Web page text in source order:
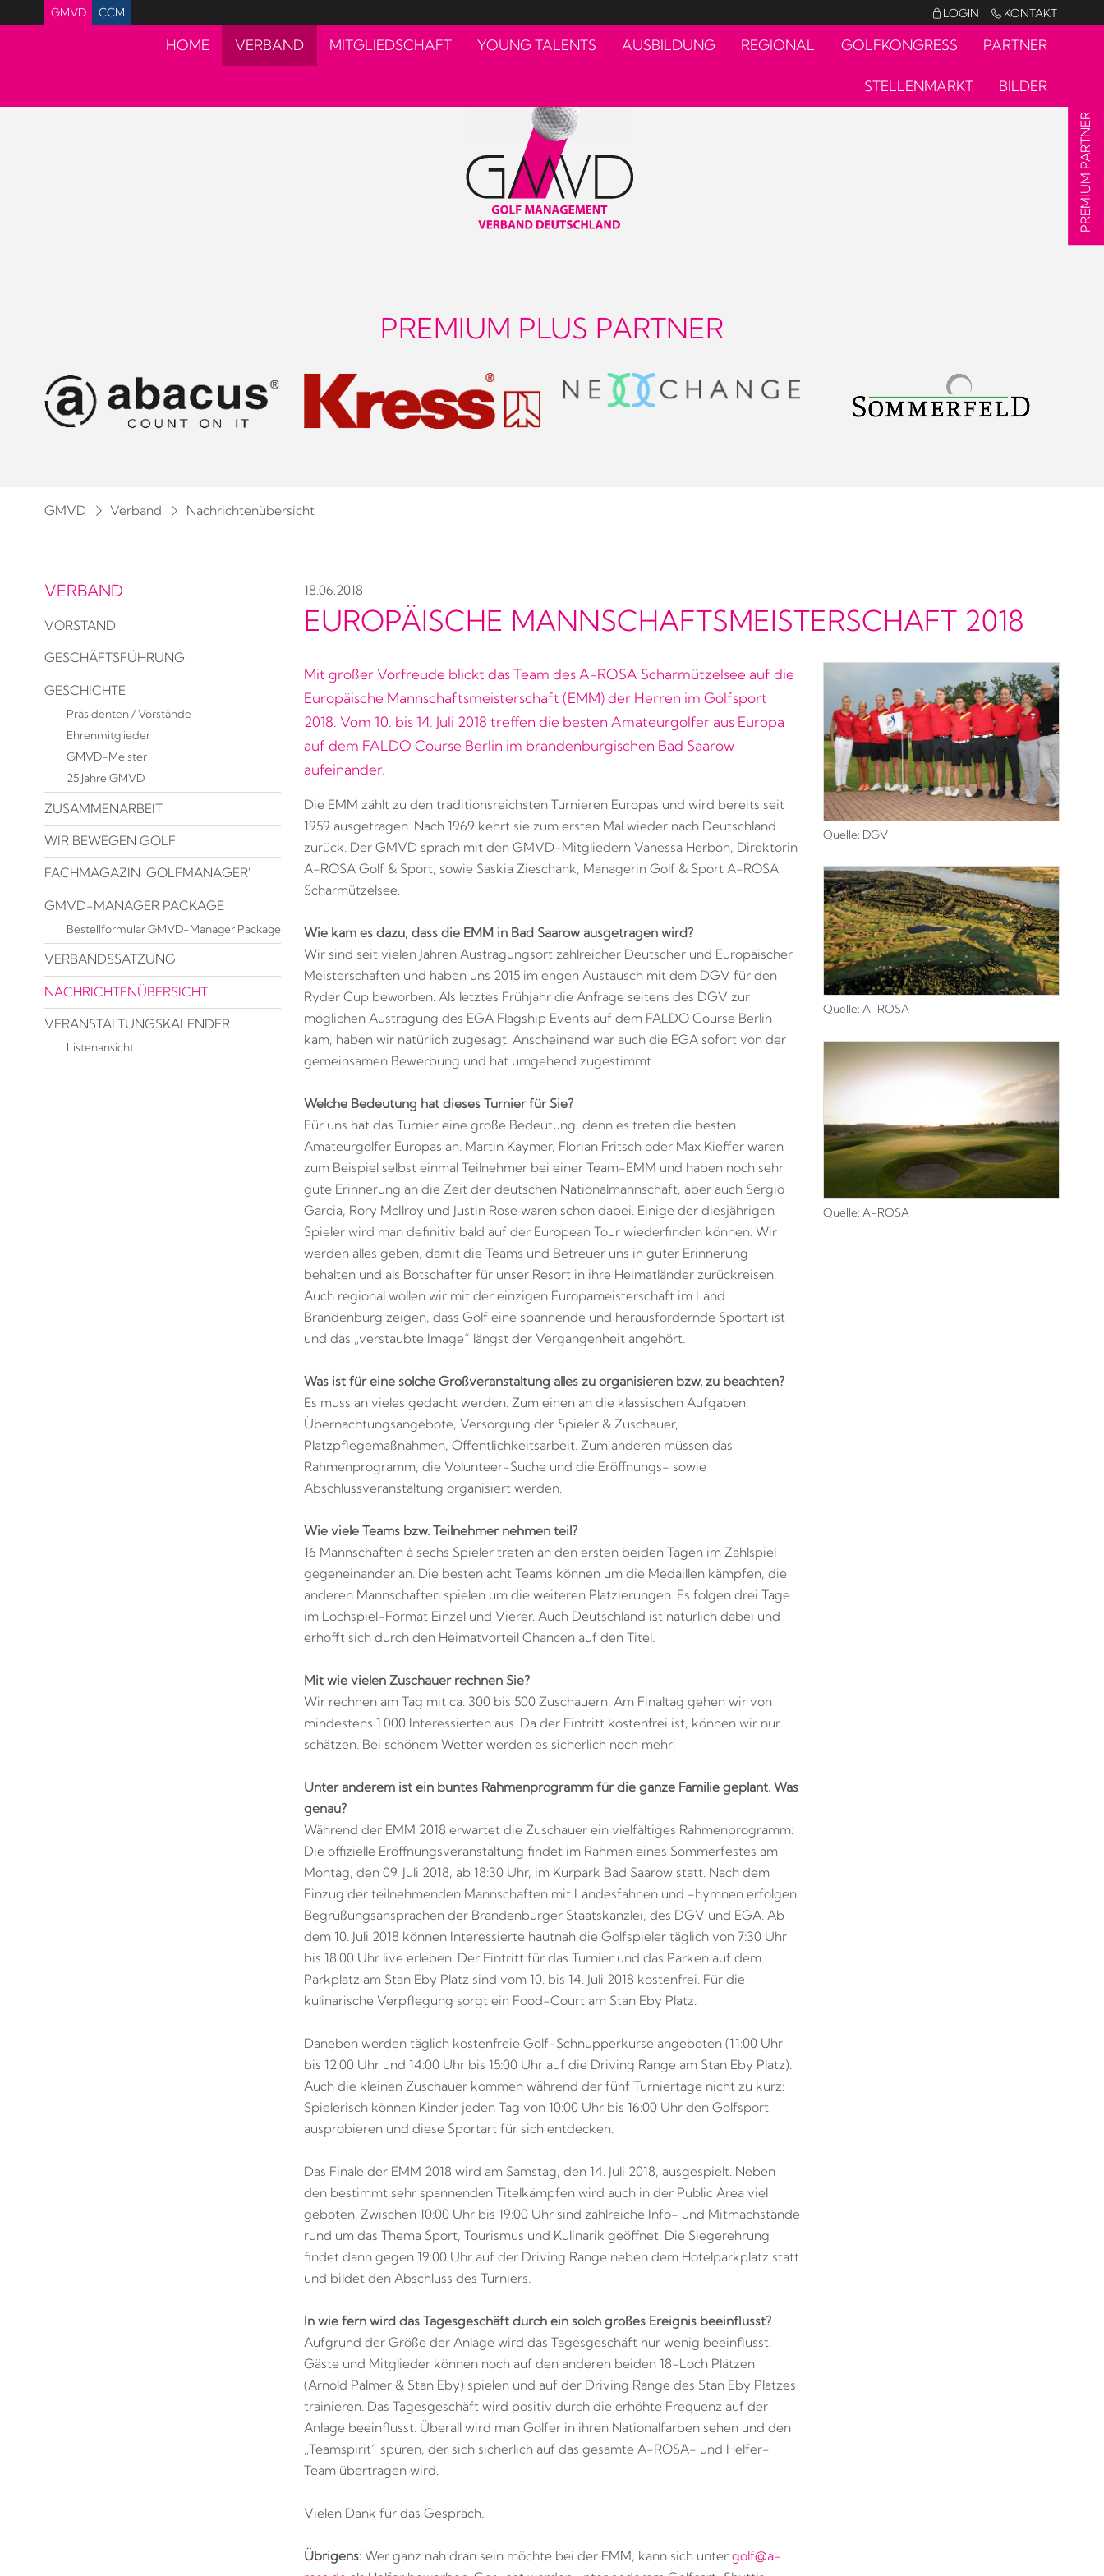
GMVD CCM  LOGIN  KONTAKT
HOME VERBAND MITGLIEDSCHAFT YOUNG TALENTS AUSBILDUNG REGIONAL GOLFKONGRESS PARTNER
STELLENMARKT BILDER
PREMIUM PLUS PARTNER
GMVD Verband Nachrichtenübersicht
18.06.2018
EUROPÄISCHE MANNSCHAFTSMEISTERSCHAFT 2018
Mit großer Vorfreude blickt das Team des A-ROSA Scharmützelsee auf die
Europäische Mannschaftsmeisterschaft (EMM) der Herren im Golfsport
2018. Vom 10. bis 14. Juli 2018 treffen die besten Amateurgolfer aus Europa
auf dem FALDO Course Berlin im brandenburgischen Bad Saarow
aufeinander.
Die EMM zählt zu den traditionsreichsten Turnieren Europas und wird bereits seit
1959 ausgetragen. Nach 1969 kehrt sie zum ersten Mal wieder nach Deutschland
zurück. Der GMVD sprach mit den GMVD-Mitgliedern Vanessa Herbon, Direktorin
A-ROSA Golf & Sport, sowie Saskia Zieschank, Managerin Golf & Sport A-ROSA
Scharmützelsee.
Wie kam es dazu, dass die EMM in Bad Saarow ausgetragen wird?
Wir sind seit vielen Jahren Austragungsort zahlreicher Deutscher und Europäischer
Meisterschaften und haben uns 2015 im engen Austausch mit dem DGV für den
Ryder Cup beworben. Als letztes Frühjahr die Anfrage seitens des DGV zur
möglichen Austragung des EGA Flagship Events auf dem FALDO Course Berlin
kam, haben wir natürlich zugesagt. Anscheinend war auch die EGA sofort von der
gemeinsamen Bewerbung und hat umgehend zugestimmt.
Welche Bedeutung hat dieses Turnier für Sie?
Für uns hat das Turnier eine große Bedeutung, denn es treten die besten
Amateurgolfer Europas an. Martin Kaymer, Florian Fritsch oder Max Kieffer waren
zum Beispiel selbst einmal Teilnehmer bei einer Team-EMM und haben noch sehr
gute Erinnerung an die Zeit der deutschen Nationalmannschaft, aber auch Sergio
Garcia, Rory McIlroy und Justin Rose waren schon dabei. Einige der diesjährigen
Spieler wird man definitiv bald auf der European Tour wiederfinden können. Wir
werden alles geben, damit die Teams und Betreuer uns in guter Erinnerung
behalten und als Botschafter für unser Resort in ihre Heimatländer zurückreisen.
Auch regional wollen wir mit der einzigen Europameisterschaft im Land
Brandenburg zeigen, dass Golf eine spannende und herausfordernde Sportart ist
und das „verstaubte Image“ längst der Vergangenheit angehört.
Was ist für eine solche Großveranstaltung alles zu organisieren bzw. zu beachten?
Es muss an vieles gedacht werden. Zum einen an die klassischen Aufgaben:
Übernachtungsangebote, Versorgung der Spieler & Zuschauer,
Platzpflegemaßnahmen, Öffentlichkeitsarbeit. Zum anderen müssen das
Rahmenprogramm, die Volunteer-Suche und die Eröffnungs- sowie
Abschlussveranstaltung organisiert werden.
Wie viele Teams bzw. Teilnehmer nehmen teil?
16 Mannschaften à sechs Spieler treten an den ersten beiden Tagen im Zählspiel
gegeneinander an. Die besten acht Teams können um die Medaillen kämpfen, die
anderen Mannschaften spielen um die weiteren Platzierungen. Es folgen drei Tage
im Lochspiel-Format Einzel und Vierer. Auch Deutschland ist natürlich dabei und
erhofft sich durch den Heimatvorteil Chancen auf den Titel.
Mit wie vielen Zuschauer rechnen Sie?
Wir rechnen am Tag mit ca. 300 bis 500 Zuschauern. Am Finaltag gehen wir von
mindestens 1.000 Interessierten aus. Da der Eintritt kostenfrei ist, können wir nur
schätzen. Bei schönem Wetter werden es sicherlich noch mehr!
Unter anderem ist ein buntes Rahmenprogramm für die ganze Familie geplant. Was
genau?
Während der EMM 2018 erwartet die Zuschauer ein vielfältiges Rahmenprogramm:
Die offizielle Eröffnungsveranstaltung findet im Rahmen eines Sommerfestes am
Montag, den 09. Juli 2018, ab 18:30 Uhr, im Kurpark Bad Saarow statt. Nach dem
Einzug der teilnehmenden Mannschaften mit Landesfahnen und -hymnen erfolgen
Begrüßungsansprachen der Brandenburger Staatskanzlei, des DGV und EGA. Ab
dem 10. Juli 2018 können Interessierte hautnah die Golfspieler täglich von 7:30 Uhr
bis 18:00 Uhr live erleben. Der Eintritt für das Turnier und das Parken auf dem
Parkplatz am Stan Eby Platz sind vom 10. bis 14. Juli 2018 kostenfrei. Für die
kulinarische Verpflegung sorgt ein Food-Court am Stan Eby Platz.
Daneben werden täglich kostenfreie Golf-Schnupperkurse angeboten (11:00 Uhr
bis 12:00 Uhr und 14:00 Uhr bis 15:00 Uhr auf die Driving Range am Stan Eby Platz).
Auch die kleinen Zuschauer kommen während der fünf Turniertage nicht zu kurz:
Spielerisch können Kinder jeden Tag von 10:00 Uhr bis 16:00 Uhr den Golfsport
ausprobieren und diese Sportart für sich entdecken.
Das Finale der EMM 2018 wird am Samstag, den 14. Juli 2018, ausgespielt. Neben
den bestimmt sehr spannenden Titelkämpfen wird auch in der Public Area viel
geboten. Zwischen 10:00 Uhr bis 19:00 Uhr sind zahlreiche Info- und Mitmachstände
rund um das Thema Sport, Tourismus und Kulinarik geöffnet. Die Siegerehrung
findet dann gegen 19:00 Uhr auf der Driving Range neben dem Hotelparkplatz statt
und bildet den Abschluss des Turniers.
In wie fern wird das Tagesgeschäft durch ein solch großes Ereignis beeinflusst?
Aufgrund der Größe der Anlage wird das Tagesgeschäft nur wenig beeinflusst.
Gäste und Mitglieder können noch auf den anderen beiden 18-Loch Plätzen
(Arnold Palmer & Stan Eby) spielen und auf der Driving Range des Stan Eby Platzes
trainieren. Das Tagesgeschäft wird positiv durch die erhöhte Frequenz auf der
Anlage beeinflusst. Überall wird man Golfer in ihren Nationalfarben sehen und den
„Teamspirit“ spüren, der sich sicherlich auf das gesamte A-ROSA- und Helfer-
Team übertragen wird.
Vielen Dank für das Gespräch.
Übrigens:Wer ganz nah dran sein möchte bei der EMM, kann sich unter golf@a-
Quelle: DGV
Quelle: A-ROSA
Quelle: A-ROSA
VERBAND
VORSTAND
GESCHÄFTSFÜHRUNG
GESCHICHTE
Präsidenten / Vorstände
Ehrenmitglieder
GMVD-Meister
25 Jahre GMVD
ZUSAMMENARBEIT
WIR BEWEGEN GOLF
FACHMAGAZIN 'GOLFMANAGER'
GMVD-MANAGER PACKAGE
Bestellformular GMVD-Manager Package
VERBANDSSATZUNG
NACHRICHTENÜBERSICHT
VERANSTALTUNGSKALENDER
Listenansicht
PREMIUM PARTNER